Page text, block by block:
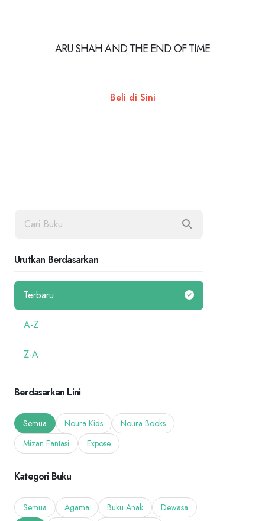
ARU SHAH AND THE END OF TIME
Beli di Sini
Urutkan Berdasarkan
Terbaru
A-Z
Z-A
Berdasarkan Lini
Semua Noura Kids
Noura Books
Mizan Fantasi
Expose
Kategori Buku
Semua Agama Buku Anak
Dewasa